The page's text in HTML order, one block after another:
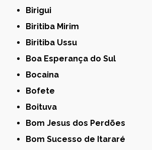
Birigui
Biritiba Mirim
Biritiba Ussu
Boa Esperança do Sul
Bocaina
Bofete
Boituva
Bom Jesus dos Perdões
Bom Sucesso de Itararé